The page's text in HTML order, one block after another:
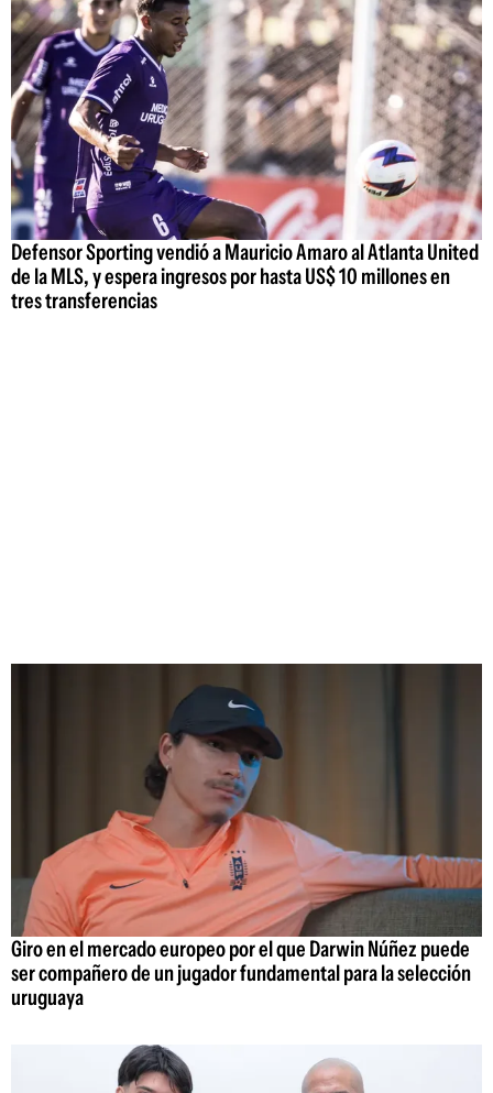
Defensor Sporting vendió a Mauricio Amaro al Atlanta United
de la MLS, y espera ingresos por hasta US$ 10 millones en
tres transferencias
Giro en el mercado europeo por el que Darwin Núñez puede
ser compañero de un jugador fundamental para la selección
uruguaya